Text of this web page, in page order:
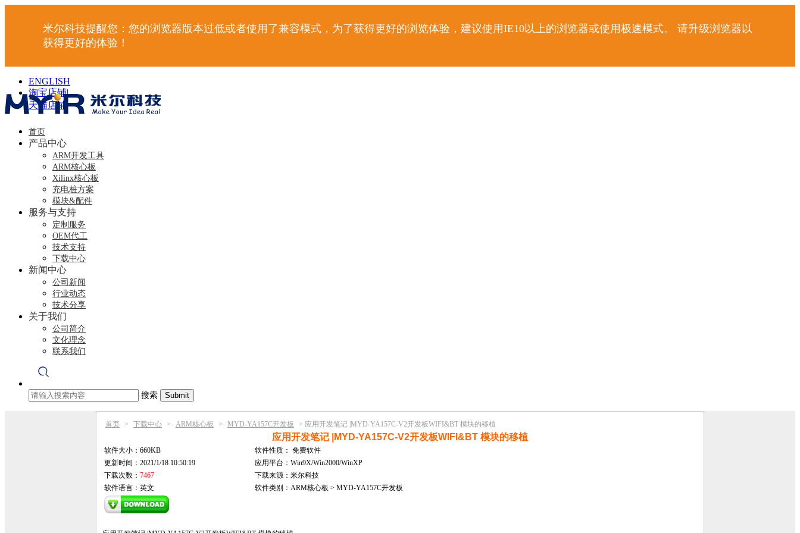
米尔科技提醒您：您的浏览器版本过低或者使用了兼容模式，为了获得更好的浏览体验，建议使用IE10以上的浏览器或使用极速模式。 请升级浏览器以
获得更好的体验！
ENGLISH
淘宝店铺|
天猫店铺 |
首页
产品中心
ARM开发工具
ARM核心板
Xilinx核心板
充电桩方案
模块&配件
服务与支持
定制服务
OEM代工
技术支持
下载中心
新闻中心
公司新闻
行业动态
技术分享
关于我们
公司简介
文化理念
联系我们
搜索
首页 > 下载中心 > ARM核心板 > MYD-YA157C开发板 > 应用开发笔记 |MYD-YA157C-V2开发板WIFI&BT 模块的移植
应用开发笔记 |MYD-YA157C-V2开发板WIFI&BT 模块的移植
软件大小：660KB 软件性质： 免费软件
更新时间：2021/1/18 10:50:19
应用平台：Win9X/Win2000/WinXP
下载次数： 7467
下载来源：米尔科技
软件语言：英文
软件类别：ARM核心板 > MYD-YA157C开发板